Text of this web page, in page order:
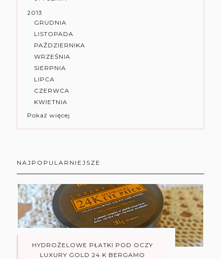
2013
GRUDNIA
LISTOPADA
PAŹDZIERNIKA
WRZEŚNIA
SIERPNIA
LIPCA
CZERWCA
KWIETNIA
Pokaż więcej
NAJPOPULARNIEJSZE
HYDROŻELOWE PŁATKI POD OCZY
LUXURY GOLD 24 K BERGAMO